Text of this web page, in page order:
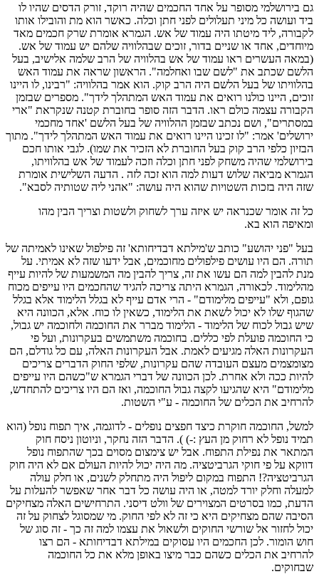
גם בירושלמי מסופר על אחד החכמים שהיה רוקד, זורק הדסים שהיו לו
ביד ועושה כל מיני תעלולים לפני חתן וכלה. כאשר הוא מת והובילו אותו
לקבורה, ליד מיטתו היה עמוד של אש. הגמרא אומרת שרק חכמים מאד
מיוחדים, אחד או שניים בדור, זוכים שבהלוויה שלהם יש עמוד של אש.
(במאה העשרים ראו עמוד של אש בהלוויה של הרב שלמה אלישיב, בעל
הלשם שכתב את "לשם שבו ואחלמה". הראשון שראה את עמוד האש
בהלוויתו של בעל הלשם היה הרב קוק. הוא אמר בהלוויה: "רבינו, לו היינו
זוכים, היינו כולנו רואים את עמוד האש המתהלך לידך". מספרים שבזמן
הקבורה עצמה כולם ראו. הדבר הזה סופר בחוברת קטנה שנקראת "ארי
במסתרים", ושם נכתב שבזמן ההלוויה של בעל הלשם 'אחד מחכמי
ירושלים' אמר: "לו זכינו היינו רואים את עמוד האש המתהלך לידך". מתוך
הבזיון כלפי הרב קוק בעל החוברת לא הזכיר את שמו). לגבי אותו חכם
בירושלמי שהיה משחק לפני חתן וכלה וזכה לעמוד של אש בהלוויתו,
הגמרא מביאה שלוש דעות למה הוא זכה לזה . הדעה השלישית אומרת
שזה היה בזכות השטויות שהוא היה עושה: "אהני ליה שטותיה לסבא".
כל זה אומר שכנראה יש איזה ערך לשחוק ולשטות וצריך הבין מהו
ומאיפה הוא בא.
בעל "פני יהושע" כותב ש'מילתא דבדיחותא' זה פילפול שאינו לאמיתה של
תורה. הם היו עושים פילפולים מחוכמים, אבל ידעו שזה לא אמיתי. על
מנת להבין למה הם עשו את זה, צריך להבין מה המשמעות של להיות עייף
מהלימוד. לכאורה, הגמרא היתה צריכה להגיד שהחכמים היו עייפים מכוח
גופם, ולא "עייפים מלימודם" - הרי אדם עייף לא בגלל הלימוד אלא בגלל
שהגוף שלו לא יכול לשאת את הלימוד, כשאין לו כוח. אלא, הכוונה היא
שיש גבול לכוח של הלימוד - הלימוד מברר את החוכמה ולחוכמה יש גבול,
כי החוכמה פועלת לפי כללים. בחוכמה משתמשים בעקרונות, ועל פי
העקרונות האלה מגיעים לאמת. אבל העקרונות האלה, עם כל גודלם, הם
מצומצמים מעצם העובדה שהם עקרונות, שלפי החוק הדברים צריכים
להיות ככה ולא אחרת. לכן הכוונה של דברי הגמרא ש"כשהם היו עייפים
מלימודם" היא שהגיעו לקצה גבול החוכמה, ואז הם היו צריכים להתחדש,
להרחיב את הכלים של החוכמה - ע"י השטות.
למשל, החוכמה חוקרת כיצד חפצים נופלים - לדוגמה, איך תפוח נופל (הוא
תמיד נופל לא רחוק מן העץ :-) ). הדבר הזה נחקר, וניוטון ניסח חוק
המתאר את נפילת התפוח. אבל יש צימצום מסוים בכך שהתפוח נופל
דווקא על פי חוקי הגרביטציה. מה היה יכול להיות העולם אם לא היה חוק
הגרביטציה?! התפוח במקום ליפול היה מתחלק לשנים, או חלק עולה
למעלה וחלק יורד למטה, או היה עושה כל דבר אחר שאפשר להעלות על
הדעת, כמו בסרטים המצוירים של וולט דיסני. התרחישים האלה מצחיקים
הסיבה שהם מצחיקים היא כי זה לא לפי החוק. מי שמסוגל לצחוק על זה
יכול לחזור אל שורשי החוקים ולשאול את עצמו למה זה כך - זה סוג של
חוש הומור. לכן החכמים היו עסוקים במילתא דבדיחותא - הם רצו
להרחיב את הכלים כשהם כבר מיצו באופן מלא את כל החוכמה
שבחוקים.